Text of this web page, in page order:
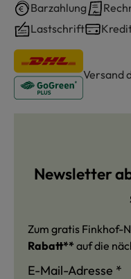
Barzahlung
Lastschrift
Versand
Newsletter
Zum gratis Finkhof-
Rabatt** auf die
E-Mail-Adresse *